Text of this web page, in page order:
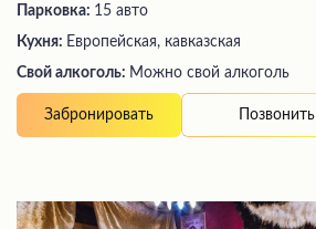
Парковка: 15 авто
Кухня: Европейская, кавказская
Свой алкоголь: Можно свой алкоголь
Забронировать Позвонить